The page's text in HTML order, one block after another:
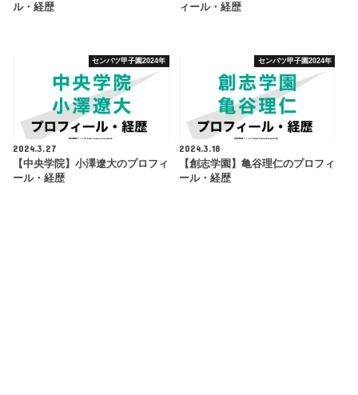
ル・経歴
ィール・経歴
センバツ甲子園2024年
2024.3.27
【中央学院】小澤遼大のプロフィ
ール・経歴
センバツ甲子園2024年
2024.3.18
【創志学園】亀谷理仁のプロフィ
ール・経歴